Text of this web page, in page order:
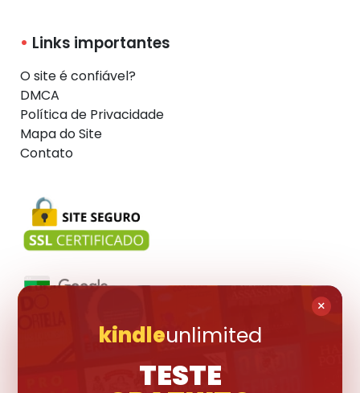
Links importantes
O site é confiável?
DMCA
Política de Privacidade
Mapa do Site
Contato
×
kindleunlimited
TESTE